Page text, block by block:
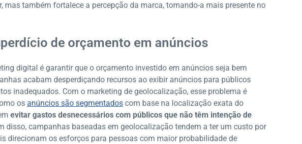
mas também fortalece a percepção da marca, tornando-a mais presente no
de orçamento em anúncios
digital é garantir que o orçamento investido em anúncios seja bem
acabam desperdiçando recursos ao exibir anúncios para públicos
inadequados. Com o marketing de geolocalização, esse problema é
os anúncios são segmentados com base na localização exata do
evitar gastos desnecessários com públicos que não têm intenção de
disso, campanhas baseadas em geolocalização tendem a ter um custo por
direcionam os esforços para pessoas com maior probabilidade de